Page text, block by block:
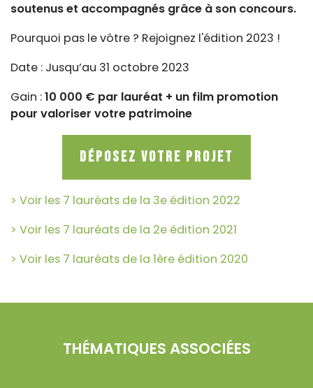
soutenus et accompagnés grâce à son concours.
Pourquoi pas le vôtre ? Rejoignez l'édition 2023 !
Date : Jusqu’au 31 octobre 2023
Gain :10 000 € par lauréat + un film promotion
pour valoriser votre patrimoine
Déposez votre projet
> Voir les 7 lauréats de la 3e édition 2022
> Voir les 7 lauréats de la 2e édition 2021
> Voir les 7 lauréats de la 1ère édition 2020
THÉMATIQUES ASSOCIÉES